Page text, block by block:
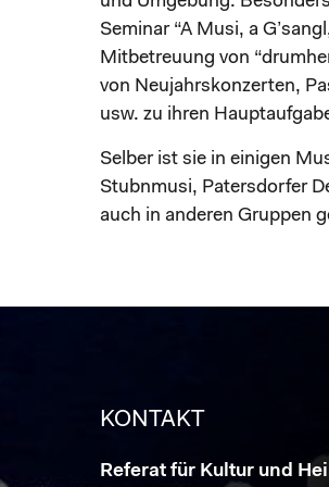
Seminar “A Musi, a
Mitbetreuung von
von Neujahrskonzerten,
usw. zu ihren
Selber ist sie in einigen
Stubnmusi, Patersdorfer
auch in anderen Gruppen
KONTAKT
Referat für Kultur und